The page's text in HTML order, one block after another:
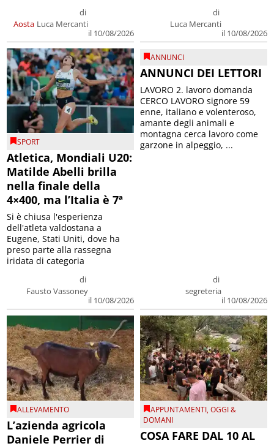
Aosta
di
Luca Mercanti
il 10/08/2026
di
Luca Mercanti
il 10/08/2026
SPORT
Atletica, Mondiali U20:
Matilde Abelli brilla
nella finale della
4×400, ma l’Italia è 7ª
di
Fausto Vassoney
il 10/08/2026
Si è chiusa l'esperienza
dell'atleta valdostana a
Eugene, Stati Uniti, dove ha
preso parte alla rassegna
iridata di categoria
ANNUNCI
ANNUNCI DEI LETTORI
di
segreteria
il 10/08/2026
LAVORO 2. lavoro domanda
CERCO LAVORO signore 59
enne, italiano e volenteroso,
amante degli animali e
montagna cerca lavoro come
garzone in alpeggio, ...
ALLEVAMENTO
L’azienda agricola
Daniele Perrier di
APPUNTAMENTI,OGGI &
DOMANI
COSA FARE DAL 10 AL